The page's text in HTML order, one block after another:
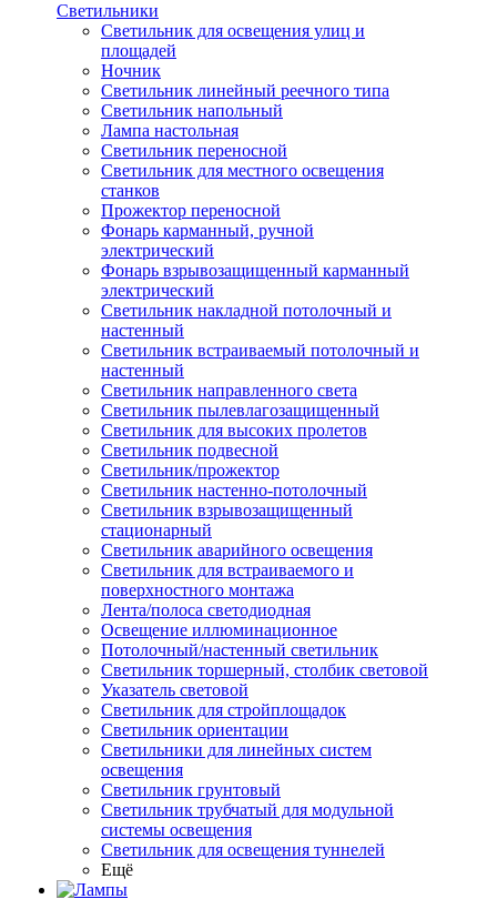
Светильники
Светильник для освещения улиц и
площадей
Ночник
Светильник линейный реечного типа
Светильник напольный
Лампа настольная
Светильник переносной
Светильник для местного освещения
станков
Прожектор переносной
Фонарь карманный, ручной
электрический
Фонарь взрывозащищенный карманный
электрический
Светильник накладной потолочный и
настенный
Светильник встраиваемый потолочный и
настенный
Светильник направленного света
Светильник пылевлагозащищенный
Светильник для высоких пролетов
Светильник подвесной
Светильник/прожектор
Светильник настенно-потолочный
Светильник взрывозащищенный
стационарный
Светильник аварийного освещения
Светильник для встраиваемого и
поверхностного монтажа
Лента/полоса светодиодная
Освещение иллюминационное
Потолочный/настенный светильник
Светильник торшерный, столбик световой
Указатель световой
Светильник для стройплощадок
Светильник ориентации
Светильники для линейных систем
освещения
Светильник грунтовый
Светильник трубчатый для модульной
системы освещения
Светильник для освещения туннелей
Ещё